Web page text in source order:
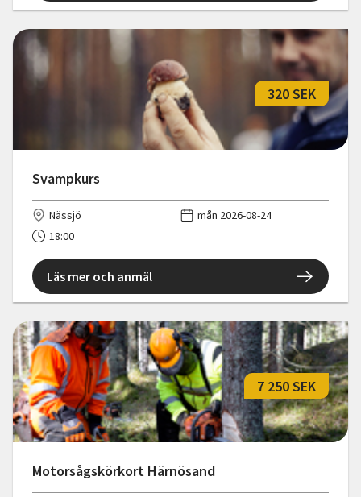
Svampkurs
320 SEK
Nässjö
mån 2026-08-24
18:00
Läs mer och anmäl
Motorsågskörkort Härnösand
7 250 SEK